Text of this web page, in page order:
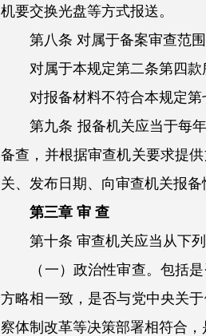
机要交换光盘等方式报送。
第八条 对属于备案审查范围
对属于本规定第二条第四款
对报备材料不符合本规定第
第九条 报备机关应当于每年2
备查，并根据审查机关要求提
关、发布日期、向审查机关报备
第三章 审 查
第十条 审查机关应当从下列
（一）政治性审查。包括是
方略相一致，是否与党中央关
察体制改革等决策部署相符合